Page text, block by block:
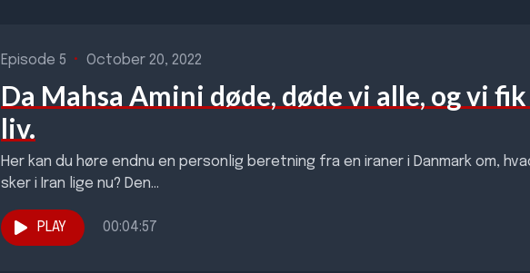
Episode 5 • October 20, 2022
Da Mahsa Amini døde, døde vi alle, og vi
liv.
Her kan du høre endnu en personlig beretning fra en iraner i Danmark om,
sker i Iran lige nu? Den...
PLAY 00:04:57